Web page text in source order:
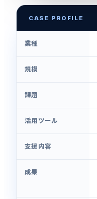
CASE PROFILE
業種
規模
課題
活用ツール
支援内容
成果